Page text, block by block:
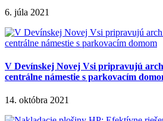
6. júla 2021
V Devínskej Novej Vsi pripravujú
centrálne námestie s parkovacím
14. októbra 2021